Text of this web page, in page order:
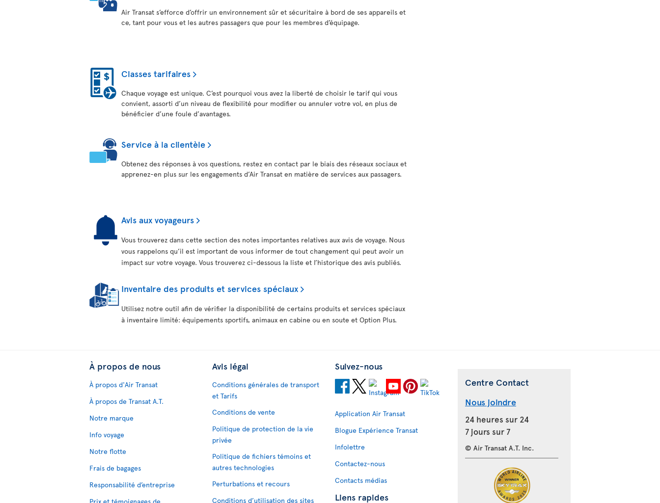
Air Transat s’efforce d’offrir un environnement sûr et sécuritaire à bord de ses appareils et
ce, tant pour vous et les autres passagers que pour les membres d’équipage.
Classes tarifaires
Chaque voyage est unique. C’est pourquoi vous avez la liberté de choisir le tarif qui vous
convient, assorti d’un niveau de flexibilité pour modifier ou annuler votre vol, en plus de
bénéficier d’une foule d’avantages.
Service à la clientèle
Obtenez des réponses à vos questions, restez en contact par le biais des réseaux sociaux et
apprenez-en plus sur les engagements d’Air Transat en matière de services aux passagers.
Avis aux voyageurs
Vous trouverez dans cette section des notes importantes relatives aux avis de voyage. Nous
vous rappelons qu’il est important de vous informer de tout changement qui peut avoir un
impact sur votre voyage. Vous trouverez ci-dessous la liste et l’historique des avis publiés.
Inventaire des produits et services spéciaux
Utilisez notre outil afin de vérifier la disponibilité de certains produits et services spéciaux
à inventaire limité: équipements sportifs, animaux en cabine ou en soute et Option Plus.
À propos de nous
À propos d'Air Transat
À propos de Transat A.T.
Notre marque
Info voyage
Notre flotte
Frais de bagages
Responsabilité d’entreprise
Avis légal
Conditions générales de transport
et Tarifs
Conditions de vente
Politique de protection de la vie
privée
Politique de fichiers témoins et
autres technologies
Perturbations et recours
Conditions d’utilisation des sites
Suivez-nous
Application Air Transat
Blogue Expérience Transat
Infolettre
Contactez-nous
Contacts médias
Liens rapides
Centre Contact
Nous joindre
24 heures sur 24
7 jours sur 7
© Air Transat A.T. Inc.